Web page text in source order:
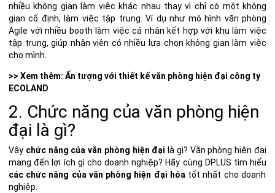
nhiều không gian làm việc khác nhau thay vì chỉ có một không
gian cố định, làm việc tập trung. Ví dụ như mô hình văn phòng
Agile với nhiều booth làm việc cá nhân kết hợp với khu làm việc
tập trung, giúp nhân viên có nhiều lựa chọn không gian làm việc
cho mình.
>> Xem thêm: Ấn tượng với thiết kế văn phòng hiện đại công ty
ECOLAND
2. Chức năng của văn phòng hiện
đại là gì?
Vậy chức năng của văn phòng hiện đại là gì? Văn phòng hiện đại
mang đến lợi ích gì cho doanh nghiệp? Hãy cùng DPLUS tìm hiểu
các chức năng của văn phòng hiện đại hóa tốt nhất cho doanh
nghiệp.